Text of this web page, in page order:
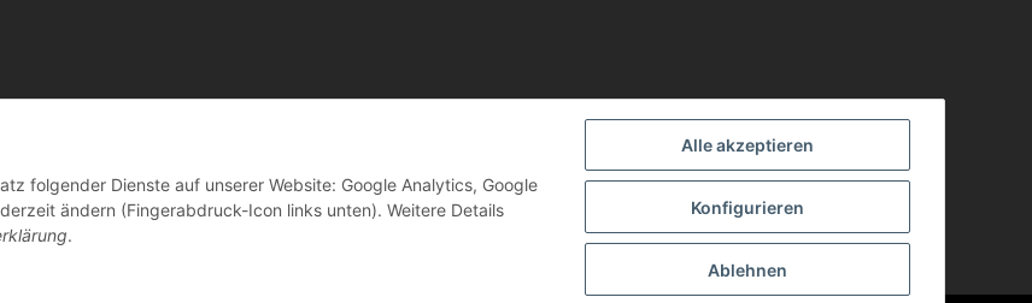
Vertrag widerrufen
folgender Dienste auf unserer Website: Google Analytics, Google
ändern (Fingerabdruck-Icon links unten). Weitere Details
.
Alle akzeptieren
Konfigurieren
Ablehnen